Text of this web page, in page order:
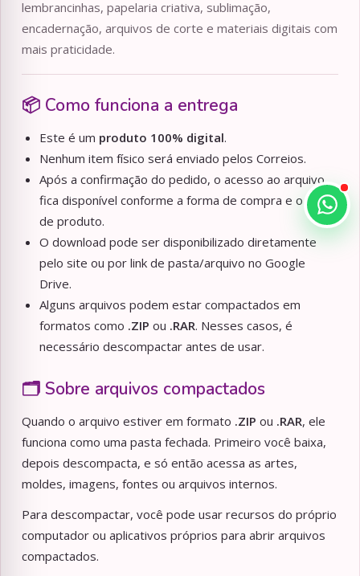
lembrancinhas, papelaria criativa, sublimação,
encadernação, arquivos de corte e materiais digitais com
mais praticidade.
📦 Como funciona a entrega
Este é um produto 100% digital.
Nenhum item físico será enviado pelos Correios.
Após a confirmação do pedido, o acesso ao arquivo
fica disponível conforme a forma de compra e o tipo
de produto.
O download pode ser disponibilizado diretamente
pelo site ou por link de pasta/arquivo no Google
Drive.
Alguns arquivos podem estar compactados em
formatos como .ZIP ou .RAR. Nesses casos, é
necessário descompactar antes de usar.
🗂️ Sobre arquivos compactados
Quando o arquivo estiver em formato .ZIP ou .RAR, ele
funciona como uma pasta fechada. Primeiro você baixa,
depois descompacta, e só então acessa as artes,
moldes, imagens, fontes ou arquivos internos.
Para descompactar, você pode usar recursos do próprio
computador ou aplicativos próprios para abrir arquivos
compactados.